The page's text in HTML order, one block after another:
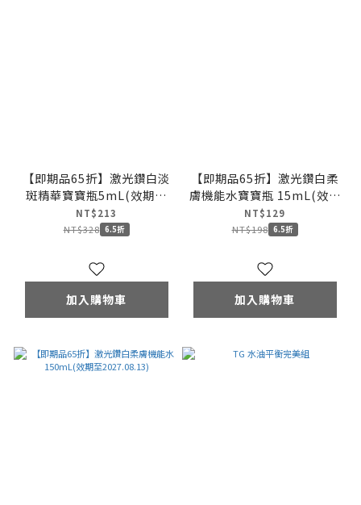
【即期品65折】激光鑽白淡
斑精華寶寶瓶5mL(效期至
2027.07.28)
NT$213
NT$328 6.5折
加入購物車
【即期品65折】激光鑽白柔
膚機能水寶寶瓶 15mL(效期
至2027.07.28)
NT$129
NT$198 6.5折
加入購物車